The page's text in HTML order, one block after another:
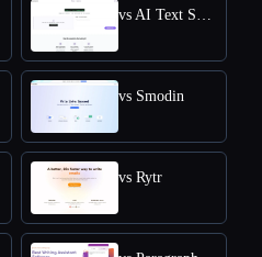
vs AI Text Summarizer
vs Smodin
vs Rytr